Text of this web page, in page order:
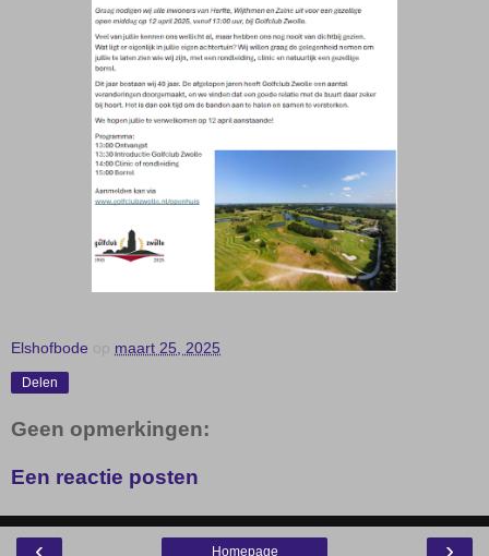
Elshofbode op maart 25, 2025
Delen
Geen opmerkingen:
Een reactie posten
Homepage